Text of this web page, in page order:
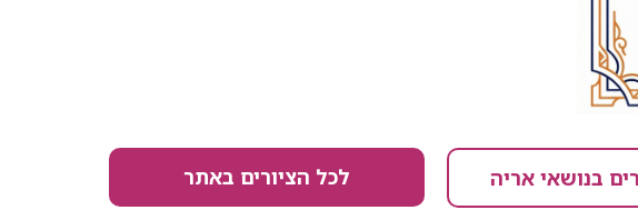
בנושאי אריה לכל הציורים באתר